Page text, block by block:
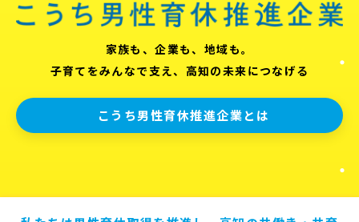
家族も、企業も、地域も。
子育てをみんなで支え、高知の未来につなげる
こうち男性育休推進企業とは